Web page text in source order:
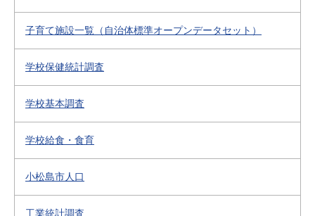
子育て施設一覧（自治体標準オープンデータセット）
学校保健統計調査
学校基本調査
学校給食・食育
小松島市人口
工業統計調査